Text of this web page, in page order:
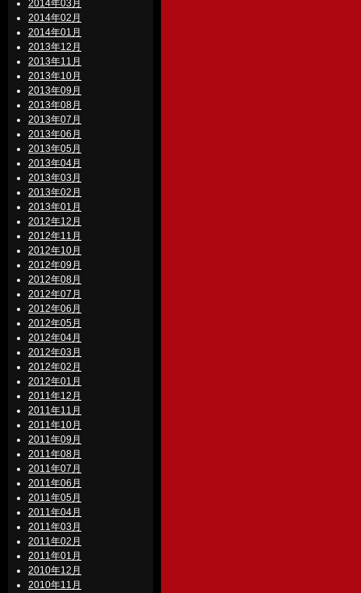
2014年03月
2014年02月
2014年01月
2013年12月
2013年11月
2013年10月
2013年09月
2013年08月
2013年07月
2013年06月
2013年05月
2013年04月
2013年03月
2013年02月
2013年01月
2012年12月
2012年11月
2012年10月
2012年09月
2012年08月
2012年07月
2012年06月
2012年05月
2012年04月
2012年03月
2012年02月
2012年01月
2011年12月
2011年11月
2011年10月
2011年09月
2011年08月
2011年07月
2011年06月
2011年05月
2011年04月
2011年03月
2011年02月
2011年01月
2010年12月
2010年11月